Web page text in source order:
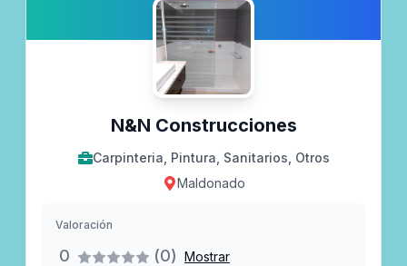
N&N Construcciones
Carpinteria, Pintura, Sanitarios, Otros
Maldonado
Valoración
0 (0) Mostrar